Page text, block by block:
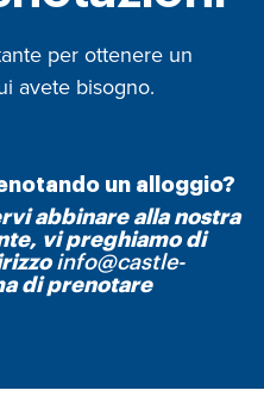
per ottenere un
avete bisogno.
un alloggio?
abbinare alla nostra
vi preghiamo di
info@castle-
di prenotare